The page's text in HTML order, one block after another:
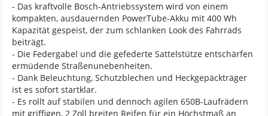
- Das kraftvolle Bosch-Antriebssystem wird von einem
kompakten, ausdauernden PowerTube-Akku mit 400 Wh
Kapazität gespeist, der zum schlanken Look des Fahrrads
beiträgt.
- Die Federgabel und die gefederte Sattelstütze entschärfen
ermüdende Straßenunebenheiten.
- Dank Beleuchtung, Schutzblechen und Heckgepäckträger
ist es sofort startklar.
- Es rollt auf stabilen und dennoch agilen 650B-Laufrädern
mit griffigen, 2 Zoll breiten Reifen für ein Höchstmaß an